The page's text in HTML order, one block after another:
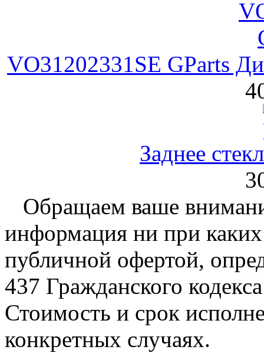
VO31202331SE GParts
Заднее
Обращаем ваше
информация ни при каких
публичной офертой,
437 Гражданского
Стоимость и срок
конкретных случаях.